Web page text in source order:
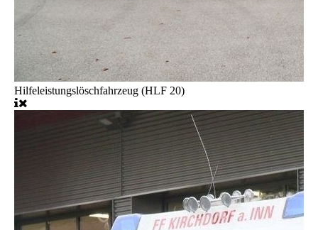
Hilfeleistungslöschfahrzeug (HLF 20)